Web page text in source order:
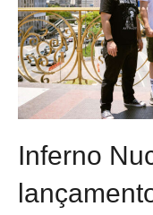
Inferno